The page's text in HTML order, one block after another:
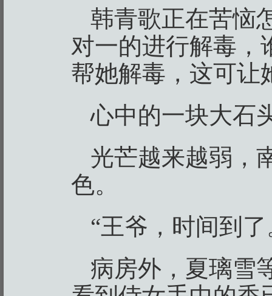
韩青歌正在苦恼
对一的进行解毒，
帮她解毒，这可让
心中的一块大石
光芒越来越弱，
色。
“王爷，时间到了
病房外，夏璃雪